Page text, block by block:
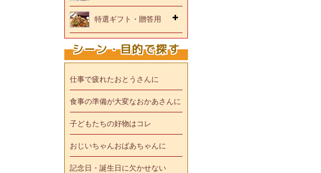
特選ギフト・贈答用
シーン・目的で探す
仕事で疲れたおとうさんに
食事の準備が大変なおかあさんに
子どもたちの好物はコレ
おじいちゃんおばあちゃんに
記念日・誕生日に欠かせない